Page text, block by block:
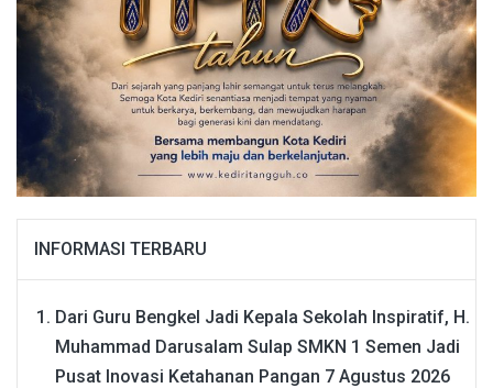
INFORMASI TERBARU
Dari Guru Bengkel Jadi Kepala Sekolah Inspiratif, H.
Muhammad Darusalam Sulap SMKN 1 Semen Jadi
Pusat Inovasi Ketahanan Pangan 7 Agustus 2026